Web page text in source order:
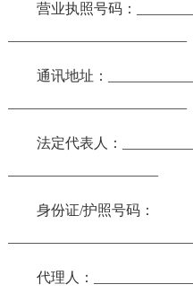
营业执照号码：
通讯地址：
法定代表人：
身份证/护照号码：
代理人：